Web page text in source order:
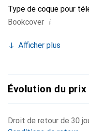
Type de coque pour
Bookcover i
Afficher plus
Évolution du prix
Droit de retour de 30